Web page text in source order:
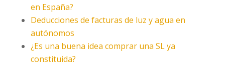
en España?
Deducciones de facturas de luz y agua en
autónomos
¿Es una buena idea comprar una SL ya
constituida?